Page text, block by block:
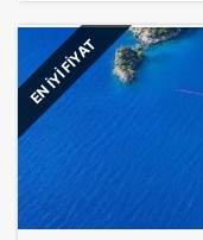
EN İYİ FİYAT